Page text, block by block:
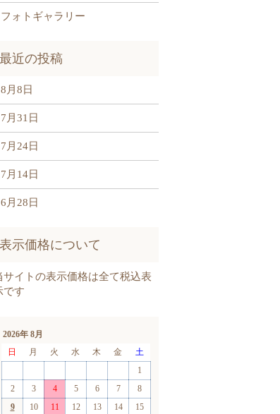
フォトギャラリー
8月8日
7月31日
7月24日
7月14日
6月28日
2026年 8月
日
月 火 水 木 金
土
1
2
3 4 5 6 7
8
9
10 11 12 13 14 15